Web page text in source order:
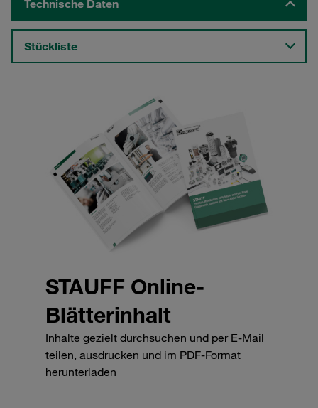
Technische Daten
Stückliste
STAUFF Online-
Blätterinhalt
Inhalte gezielt durchsuchen und per E-Mail
teilen, ausdrucken und im PDF-Format
herunterladen